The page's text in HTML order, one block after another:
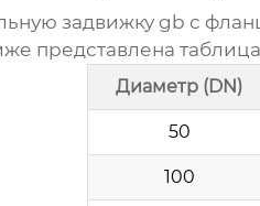
задвижку gb с
представлена
Диаметр (DN)
50
100